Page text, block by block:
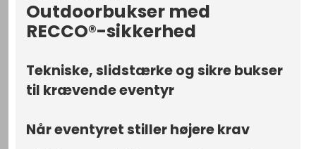
Outdoorbukser med
RECCO®-sikkerhed
Tekniske, slidstærke og sikre bukser
til krævende eventyr
Når eventyret stiller højere krav